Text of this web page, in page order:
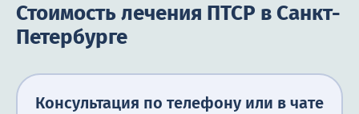
Стоимость лечения ПТСР в Санкт-
Петербурге
Консультация по телефону или в чате